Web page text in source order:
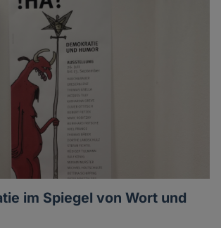
im Spiegel von Wort und